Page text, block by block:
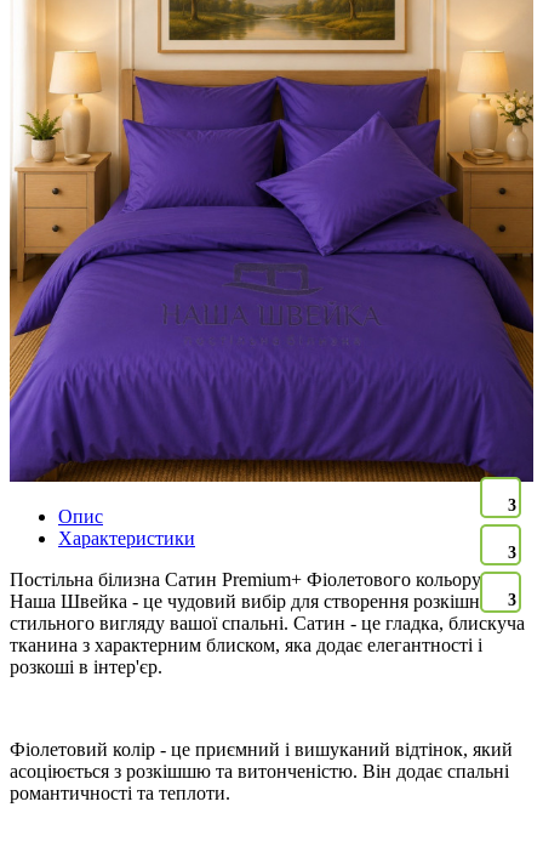
3
3
3
Опис
Характеристики
Постільна білизна Сатин Premium+ Фіолетового кольору ТМ
Наша Швейка - це чудовий вибір для створення розкішного і
стильного вигляду вашої спальні. Сатин - це гладка, блискуча
тканина з характерним блиском, яка додає елегантності і
розкоші в інтер'єр.
Фіолетовий колір - це приємний і вишуканий відтінок, який
асоціюється з розкішшю та витонченістю. Він додає спальні
романтичності та теплоти.